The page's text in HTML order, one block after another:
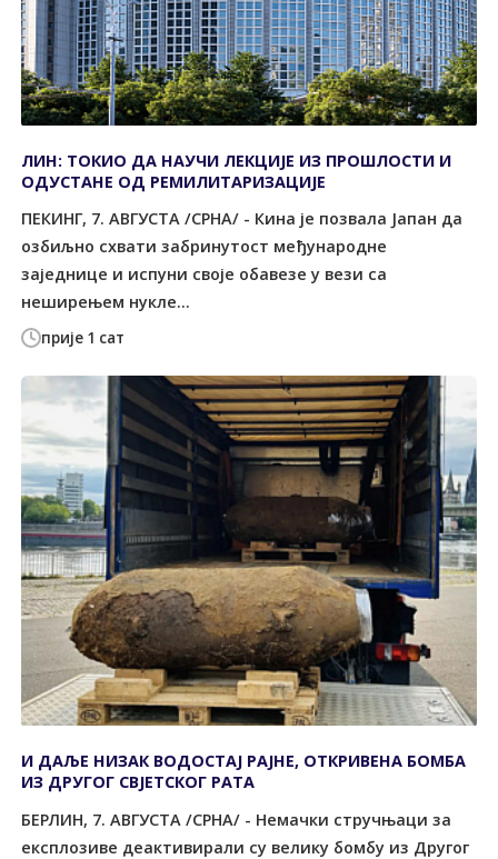
прије 1 сат
ЛИН: ТОКИО ДА НАУЧИ ЛЕКЦИЈЕ ИЗ ПРОШЛОСТИ И
ОДУСТАНЕ ОД РЕМИЛИТАРИЗАЦИЈЕ
ПЕКИНГ, 7. АВГУСТА /СРНА/ - Кина је позвала Јапан да
озбиљно схвати забринутост међународне
заједнице и испуни своје обавезе у вези са
неширењем нукле...
И ДАЉЕ НИЗАК ВОДОСТАЈ РАЈНЕ, ОТКРИВЕНА БОМБА
ИЗ ДРУГОГ СВЈЕТСКОГ РАТА
БЕРЛИН, 7. АВГУСТА /СРНА/ - Немачки стручњаци за
експлозиве деактивирали су велику бомбу из Другог